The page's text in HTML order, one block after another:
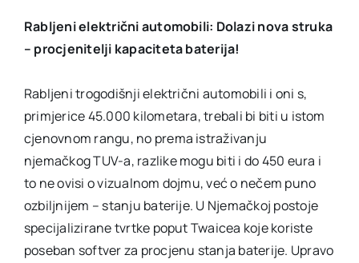
Rabljeni električni automobili: Dolazi nova struka
– procjenitelji kapaciteta baterija!
Rabljeni trogodišnji električni automobili i oni s,
primjerice 45.000 kilometara, trebali bi biti u istom
cjenovnom rangu, no prema istraživanju
njemačkog TUV-a, razlike mogu biti i do 450 eura i
to ne ovisi o vizualnom dojmu, već o nečem puno
ozbiljnijem – stanju baterije. U Njemačkoj postoje
specijalizirane tvrtke poput Twaicea koje koriste
poseban softver za procjenu stanja baterije. Upravo